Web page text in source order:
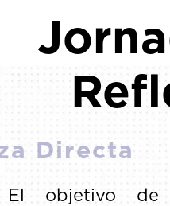
El objetivo